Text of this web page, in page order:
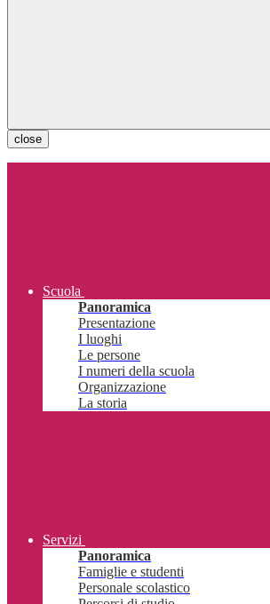
close
Scuola
Panoramica
Presentazione
I luoghi
Le persone
I numeri della scuola
Organizzazione
La storia
Servizi
Panoramica
Famiglie e studenti
Personale scolastico